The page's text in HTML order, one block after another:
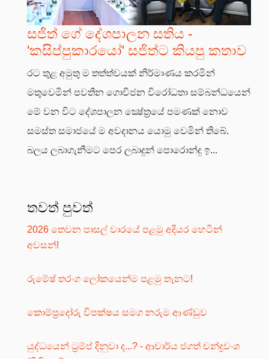
සජිත් ගේ දේශපාලන සතිය -
'කසිප්පුකාරයෝ' සජිත්ට කියපු කතාව
රට තුළ අමුතු ම තත්ත්වයක් නිර්මාණය කරමින්
මතුවෙමින් පවතින ගොවිජන විරෝධතා සම්බන්ධයෙන්
මේ වන විට දේශපාලන ක්‍ෂේත්‍රයේ පමණක් නොව
සමස්ත සමාජයේ ම අවදානය යොමු වෙමින් තිබේ.
බලය ලබාගැනීමට පෙර ලබාදුන් පොරොන්දු ඉ...
තවත් පුවත්
2026 තෙවන පාසල් වාරයේ පළමු අදියර හෙටින්
අවසන්!
රුමේෂ් තරංග ලෝකයෙන්ම පළමු තැනට!
කොම්ප්‍රදෝරු විපක්ෂය සමග නරුම ආණ්ඩුව
යුද්ධයෙන් ට්‍රම්ප් දිනුවා ද...? - ආචාර්ය ජගත් චන්ද්‍රවංශ